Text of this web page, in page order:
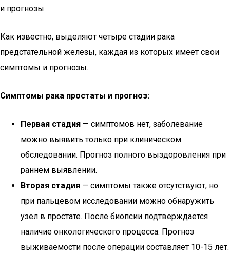
и прогнозы
Как известно, выделяют четыре стадии рака
предстательной железы, каждая из которых имеет свои
симптомы и прогнозы.
Симптомы рака простаты и прогноз:
Первая стадия — симптомов нет, заболевание
можно выявить только при клиническом
обследовании. Прогноз полного выздоровления при
раннем выявлении.
Вторая стадия — симптомы также отсутствуют, но
при пальцевом исследовании можно обнаружить
узел в простате. После биопсии подтверждается
наличие онкологического процесса. Прогноз
выживаемости после операции составляет 10-15 лет.